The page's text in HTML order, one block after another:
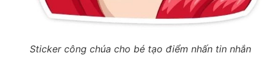
Sticker công chúa cho bé tạo điểm nhấn tin nhắn